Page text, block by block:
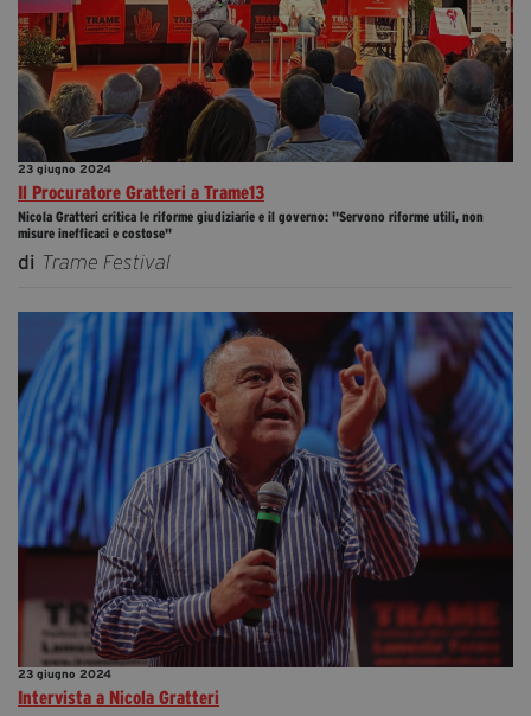
23 giugno 2024
Il Procuratore Gratteri a Trame13
Nicola Gratteri critica le riforme giudiziarie e il governo: "Servono riforme utili, non
misure inefficaci e costose"
di Trame Festival
23 giugno 2024
Intervista a Nicola Gratteri